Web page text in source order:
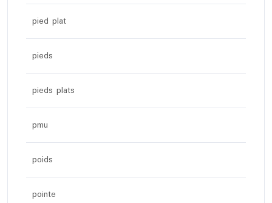
pied plat
pieds
pieds plats
pmu
poids
pointe